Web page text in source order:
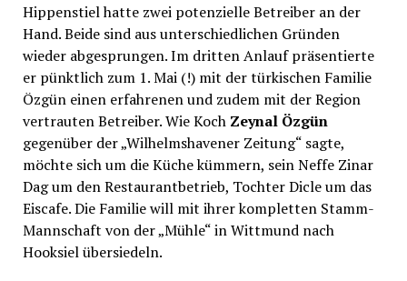
Hippenstiel hatte zwei potenzielle Betreiber an der
Hand. Beide sind aus unterschiedlichen Gründen
wieder abgesprungen. Im dritten Anlauf präsentierte
er pünktlich zum 1. Mai (!) mit der türkischen Familie
Özgün einen erfahrenen und zudem mit der Region
vertrauten Betreiber. Wie Koch Zeynal Özgün
gegenüber der „Wilhelmshavener Zeitung“ sagte,
möchte sich um die Küche kümmern, sein Neffe Zinar
Dag um den Restaurantbetrieb, Tochter Dicle um das
Eiscafe. Die Familie will mit ihrer kompletten Stamm-
Mannschaft von der „Mühle“ in Wittmund nach
Hooksiel übersiedeln.